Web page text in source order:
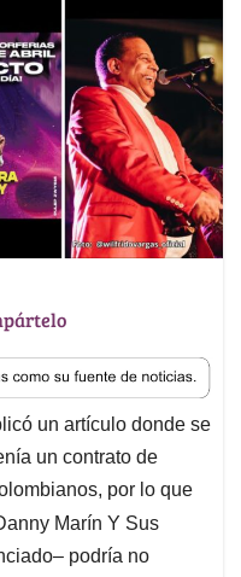
un artículo donde se
un contrato de
por lo que
Marín Y Sus
podría no